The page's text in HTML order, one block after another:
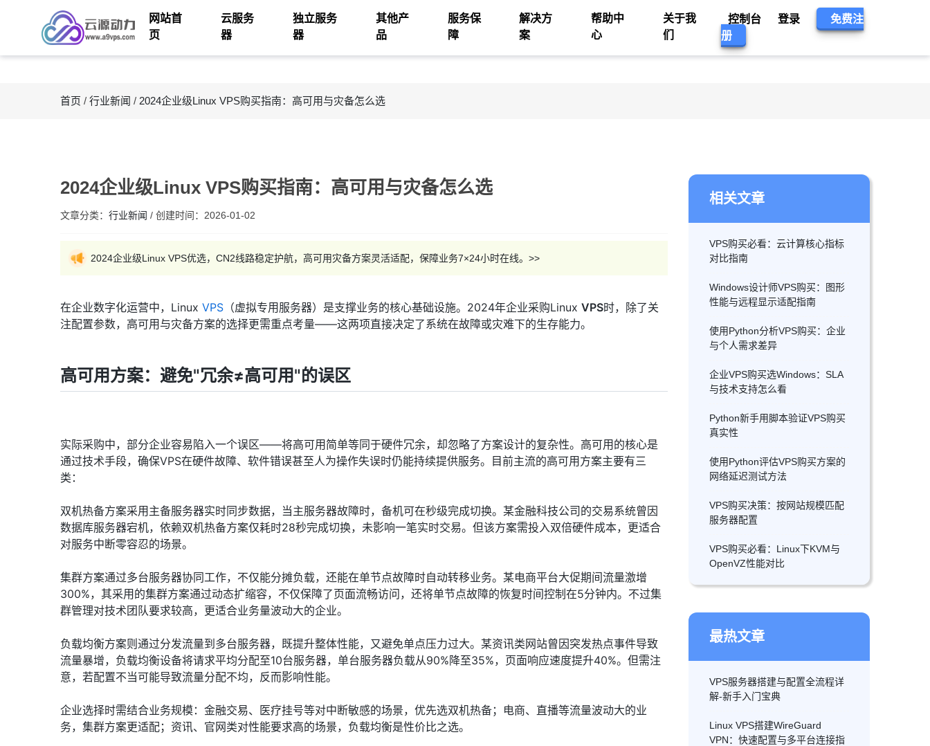
网站首
页
云服务
器
独立服务
器
其他产
品
服务保
障
解决方
案
帮助中
心
关于我
们
控制台 登录
免费注
册
首页 / 行业新闻 / 2024企业级Linux VPS购买指南：高可用与灾备怎么选
2024企业级Linux VPS购买指南：高可用与灾备怎么选
文章分类： 行业新闻 / 创建时间： 2026-01-02
2024企业级Linux VPS优选，CN2线路稳定护航，高可用灾备方案灵活适配，保障业务7×24小时在线。>>
在企业数字化运营中，Linux VPS （虚拟专用服务器）是支撑业务的核心基础设施。2024年企业采购Linux VPS时，除了关
注配置参数，高可用与灾备方案的选择更需重点考量——这两项直接决定了系统在故障或灾难下的生存能力。
高可用方案：避免"冗余≠高可用"的误区
实际采购中，部分企业容易陷入一个误区——将高可用简单等同于硬件冗余，却忽略了方案设计的复杂性。高可用的核心是
通过技术手段，确保VPS在硬件故障、软件错误甚至人为操作失误时仍能持续提供服务。目前主流的高可用方案主要有三
类：
双机热备方案采用主备服务器实时同步数据，当主服务器故障时，备机可在秒级完成切换。某金融科技公司的交易系统曾因
数据库服务器宕机，依赖双机热备方案仅耗时28秒完成切换，未影响一笔实时交易。但该方案需投入双倍硬件成本，更适合
对服务中断零容忍的场景。
集群方案通过多台服务器协同工作，不仅能分摊负载，还能在单节点故障时自动转移业务。某电商平台大促期间流量激增
300%，其采用的集群方案通过动态扩缩容，不仅保障了页面流畅访问，还将单节点故障的恢复时间控制在5分钟内。不过集
群管理对技术团队要求较高，更适合业务量波动大的企业。
负载均衡方案则通过分发流量到多台服务器，既提升整体性能，又避免单点压力过大。某资讯类网站曾因突发热点事件导致
流量暴增，负载均衡设备将请求平均分配至10台服务器，单台服务器负载从90%降至35%，页面响应速度提升40%。但需注
意，若配置不当可能导致流量分配不均，反而影响性能。
企业选择时需结合业务规模：金融交易、医疗挂号等对中断敏感的场景，优先选双机热备；电商、直播等流量波动大的业
务，集群方案更适配；资讯、官网类对性能要求高的场景，负载均衡是性价比之选。
相关文章
VPS购买必看：云计算核心指标
对比指南
Windows设计师VPS购买：图形
性能与远程显示适配指南
使用Python分析VPS购买：企业
与个人需求差异
企业VPS购买选Windows：SLA
与技术支持怎么看
Python新手用脚本验证VPS购买
真实性
使用Python评估VPS购买方案的
网络延迟测试方法
VPS购买决策：按网站规模匹配
服务器配置
VPS购买必看：Linux下KVM与
OpenVZ性能对比
最热文章
VPS服务器搭建与配置全流程详
解-新手入门宝典
Linux VPS搭建WireGuard
VPN：快速配置与多平台连接指